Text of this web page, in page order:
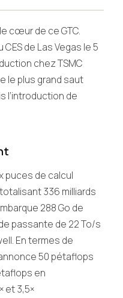
cœur de ce GTC.
de Las Vegas le 5
chez TSMC
le plus grand saut
l’introduction de
puces de calcul
336 milliards
288 Go de
passante de 22 To/s
En termes de
50 pétaflops
en
et 3,5×